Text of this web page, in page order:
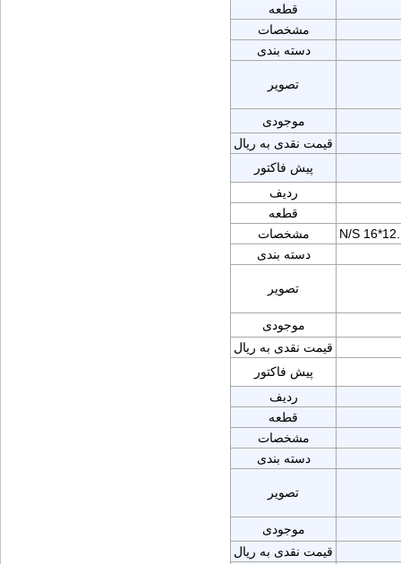
قطعه
مشخصات
دسته بندی
تصویر
موجودی
قیمت نقدی به ریال
پیش فاکتور
ردیف
قطعه
مشخصات
N/S
دسته بندی
تصویر
موجودی
قیمت نقدی به ریال
پیش فاکتور
ردیف
قطعه
مشخصات
دسته بندی
تصویر
موجودی
قیمت نقدی به ریال